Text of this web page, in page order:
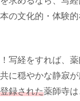
の文化的・体験
写経をすれば、
に穏やかな静寂が
録された薬師寺